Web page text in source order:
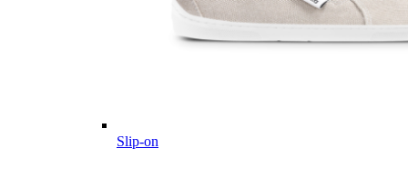
Slip-on